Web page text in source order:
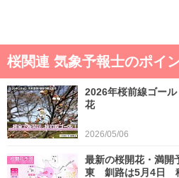
桜関連 気象予報士のポイ
2026年桜前線ゴー
花
2026/05/06
最新の桜開花・満
東 釧路は5月4日